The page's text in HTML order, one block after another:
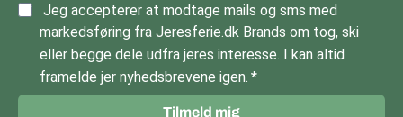
Jeg accepterer at modtage mails og sms med
markedsføring fra Jeresferie.dk Brands om tog, ski
eller begge dele udfra jeres interesse. I kan altid
framelde jer nyhedsbrevene igen.
Tilmeld mig